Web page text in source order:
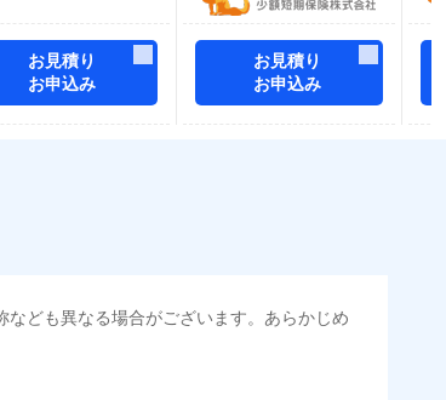
お見積り
お申込み
お見積り
お申込み
ども異なる場合がございます。あらかじめ